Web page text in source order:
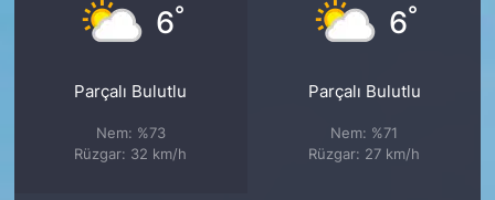
6°
Parçalı Bulutlu
Nem: %73
Rüzgar: 32 km/h
6°
Parçalı Bulutlu
Nem: %71
Rüzgar: 27 km/h